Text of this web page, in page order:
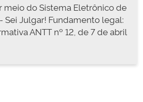
meio do Sistema Eletrônico de
Sei Julgar! Fundamento legal:
ANTT nº 12, de 7 de abril